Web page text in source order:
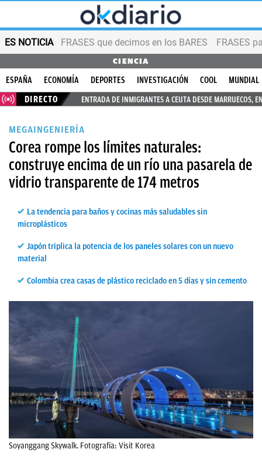
ES NOTICIA FRASES que decimos en los BARES FRASES
CIENCIA
ESPAÑA ECONOMÍA DEPORTES INVESTIGACIÓN COOL
MUNDIAL
DIRECTO
ENTRADA DE INMIGRANTES A CEUTA DESDE MARRUECOS,
MEGAINGENIERÍA
Corea rompe los límites naturales:
construye encima de un río una pasarela de
vidrio transparente de 174 metros
La tendencia para baños y cocinas más saludables sin
microplásticos
Japón triplica la potencia de los paneles solares con un nuevo
material
Colombia crea casas de plástico reciclado en 5 días y sin cemento
Soyanggang Skywalk. Fotografía: Visit Korea